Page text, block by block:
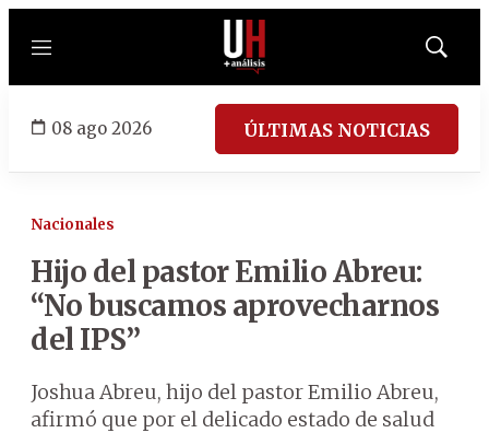
Menú
Mostrar
08 ago 2026 ÚLTIMAS NOTICIAS
Nacionales
Hijo del pastor Emilio Abreu:
“No buscamos aprovecharnos
del IPS”
Joshua Abreu, hijo del pastor Emilio Abreu,
afirmó que por el delicado estado de salud